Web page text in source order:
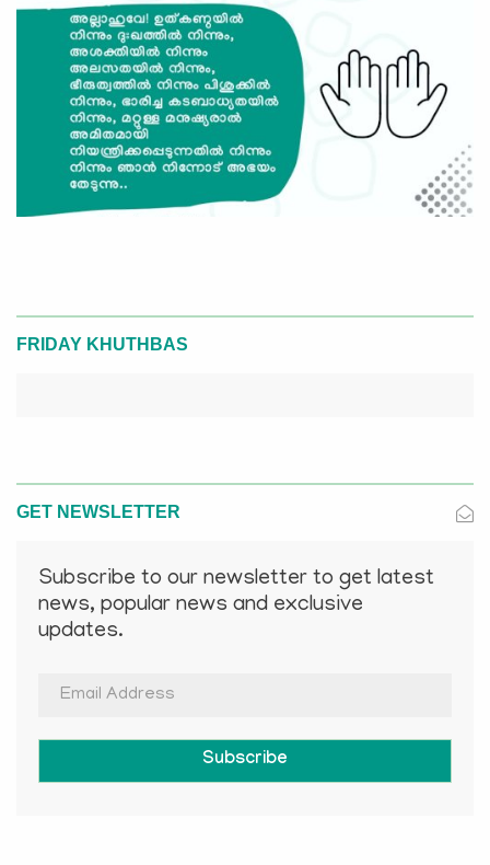
FRIDAY KHUTHBAS
GET NEWSLETTER
Subscribe to our newsletter to get latest
news, popular news and exclusive
updates.
Subscribe